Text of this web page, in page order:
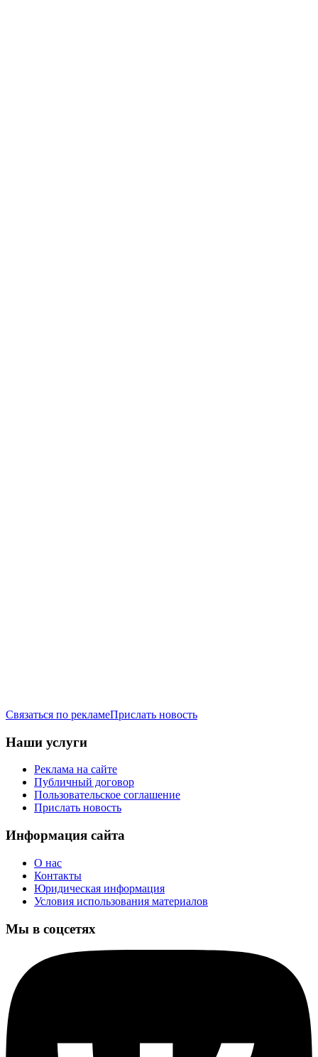
Связаться по рекламеПрислать новость
Наши услуги
Реклама на сайте
Публичный договор
Пользовательское соглашение
Прислать новость
Информация сайта
О нас
Контакты
Юридическая информация
Условия использования материалов
Мы в соцсетях